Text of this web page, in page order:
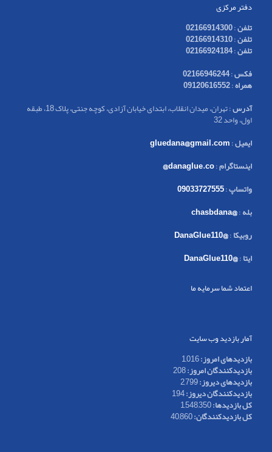
دفتر مرکزی
تلفن:
02166914300
تلفن:
02166914310
تلفن:
02166924184
فکس:
02166946244
همراه:
09120616552
آدرس
: تهران، میدان انقلاب، ابتدای خیابان آزادی، کوچه جنتی، پلاک 18، طبقه
اول، واحد 32
ایمیل:
gluedana@gmail.com
اینستاگرام:
danaglue.co@
واتساپ:
09033727555
بله:
@chasbdana
روبیکا:
@DanaGlue110
ایتا:
@DanaGlue110
اعتماد شما سرمایه ما
آمار بازدید وب سایت
بازدیدهای امروز:1,016
بازدیدکنندگان امروز:208
بازدیدهای دیروز:2,799
بازدیدکنندگان دیروز:194
کل بازدیدها:1,548,350
کل بازدیدکنند‌گان:40,860